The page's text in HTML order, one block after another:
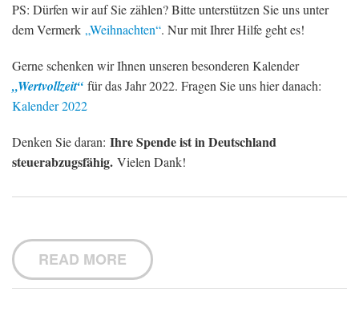
PS: Dürfen wir auf Sie zählen? Bitte unterstützen Sie uns unter
dem Vermerk „Weihnachten“. Nur mit Ihrer Hilfe geht es!
Gerne schenken wir Ihnen unseren besonderen Kalender
„Wertvollzeit“ für das Jahr 2022. Fragen Sie uns hier danach:
Kalender 2022
Denken Sie daran: Ihre Spende ist in Deutschland
steuerabzugsfähig. Vielen Dank!
READ MORE